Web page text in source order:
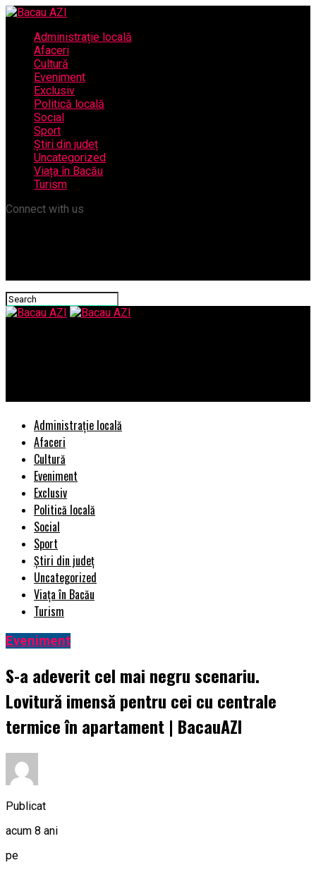
Administrație locală
Afaceri
Cultură
Eveniment
Exclusiv
Politică locală
Social
Sport
Știri din județ
Uncategorized
Viața în Bacău
Turism
Connect with us
Administrație locală
Afaceri
Cultură
Eveniment
Exclusiv
Politică locală
Social
Sport
Știri din județ
Uncategorized
Viața în Bacău
Turism
Eveniment
S-a adeverit cel mai negru scenariu.
Lovitură imensă pentru cei cu centrale
termice în apartament | BacauAZI
Publicat
acum 8 ani
pe